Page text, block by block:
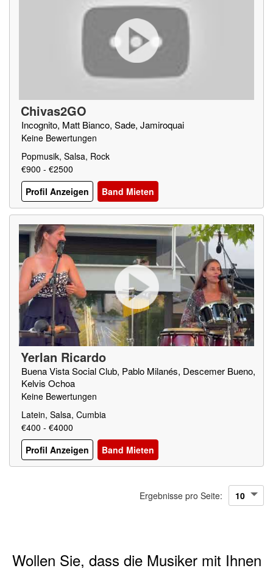
Chivas2GO
Incognito, Matt Bianco, Sade, Jamiroquai
Keine Bewertungen
Popmusik, Salsa, Rock
€900 - €2500
Profil Anzeigen
Band Mieten
Yerlan Ricardo
Buena Vista Social Club, Pablo Milanés, Descemer Bueno,
Kelvis Ochoa
Keine Bewertungen
Latein, Salsa, Cumbia
€400 - €4000
Profil Anzeigen
Band Mieten
Ergebnisse pro Seite:
Wollen Sie, dass die Musiker mit Ihnen